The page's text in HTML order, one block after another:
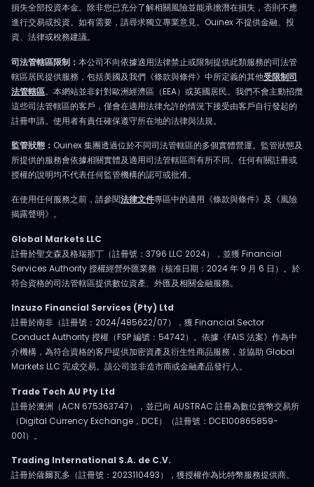
損失全部投資本金。除非您已充分了解相關風險並能承擔潛在損失，否則不應
進行交易或投資。如有需要，請尋求獨立專業意見。Ouinex 不提供金融、投
資、法律或稅務建議。
司法管轄區限制： 本公司不向依據適用法律禁止或限制提供此類服務的司法管
轄區居民提供服務，包括美國及我們《條款與條件》中所定義的其他受限制司
法管轄區。本網站並非針對歐洲經濟區（EEA）或英國居民。我們不會主動招攬
這些司法管轄區的客戶，僅會在適用法律允許的情況下接受由客戶自行發起的
註冊申請。使用者有責任確保遵守所在地的法律與法規。
監管狀態： Ouinex 集團透過位於不同司法管轄區的多個實體營運。監管狀態及
所提供的服務會依據相關實體及適用司法管轄區而有所不同。任何有關註冊或
授權的說明均不代表任何監管機構的認可或批准。
在使用任何服務之前，請參閱法律文件專區中的適用《條款與條件》及《風險
揭露聲明》。
Global Markets LLC
註冊於聖文森及格瑞那丁（註冊號：3796 LLC 2024），並獲 Financial
Services Authority 授權經營外匯業務（核准日期：2024 年 9 月 6 日）。於
符合資格的司法管轄區提供數位資產、外匯及相關金融服務。
Inzuzo Financial Services (Pty) Ltd
註冊於南非（註冊號：2024/485622/07），獲 Financial Sector
Conduct Authority 授權（FSP 編號：54742）。依據《FAIS 法案》作為中
介機構，為符合資格的客戶提供加密資產及衍生性商品服務，並協助 Global
Markets LLC 完成交易。該公司並非造市商或金融產品發行人。
Trade Tech AU Pty Ltd
註冊於澳洲（ACN 675363747），並已向 AUSTRAC 註冊為數位貨幣交易所
（Digital Currency Exchange，DCE）（註冊號：DCE100865859-
001）。
Trading International S.A. de C.V.
註冊於薩爾瓦多（註冊號：2023110493），獲授權作為比特幣服務提供商。